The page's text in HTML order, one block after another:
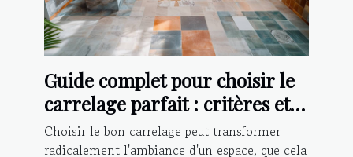
Guide complet pour choisir le
carrelage parfait : critères et
conseils d'installation
Choisir le bon carrelage peut transformer
radicalement l'ambiance d'un espace, que cela